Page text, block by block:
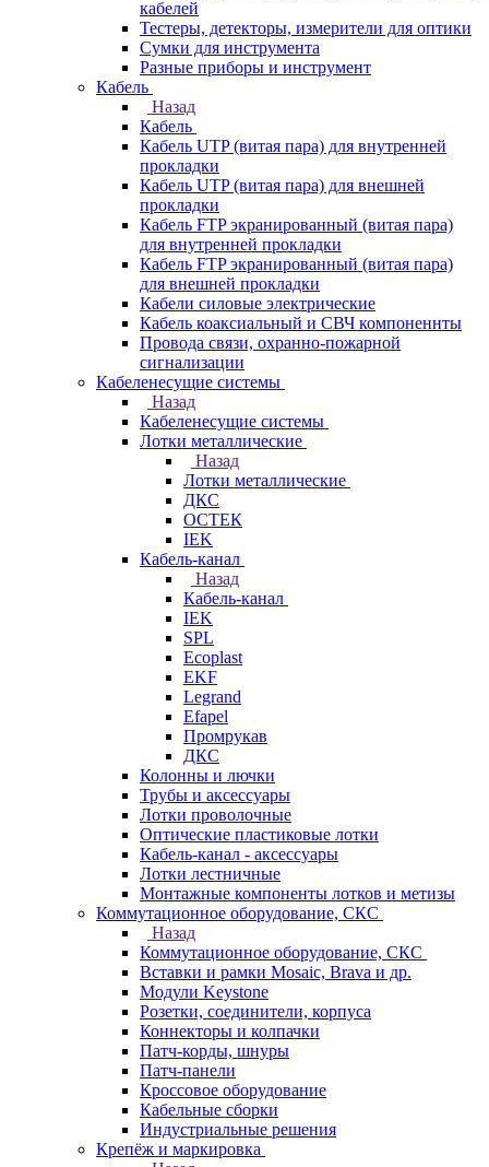
кабелей
Тестеры, детекторы, измерители для оптики
Сумки для инструмента
Разные приборы и инструмент
Кабель
Назад
Кабель
Кабель UTP (витая пара) для внутренней
прокладки
Кабель UTP (витая пара) для внешней
прокладки
Кабель FTP экранированный (витая пара)
для внутренней прокладки
Кабель FTP экранированный (витая пара)
для внешней прокладки
Кабели силовые электрические
Кабель коаксиальный и СВЧ компоненнты
Провода связи, охранно-пожарной
сигнализации
Кабеленесущие системы
Назад
Кабеленесущие системы
Лотки металлические
Назад
Лотки металлические
ДКС
ОСТЕК
IEK
Кабель-канал
Назад
Кабель-канал
IEK
SPL
Ecoplast
EKF
Legrand
Efapel
Промрукав
ДКС
Колонны и лючки
Трубы и аксессуары
Лотки проволочные
Оптические пластиковые лотки
Кабель-канал - аксессуары
Лотки лестничные
Монтажные компоненты лотков и метизы
Коммутационное оборудование, СКС
Назад
Коммутационное оборудование, СКС
Вставки и рамки Mosaic, Brava и др.
Модули Keystone
Розетки, соединители, корпуса
Коннекторы и колпачки
Патч-корды, шнуры
Патч-панели
Кроссовое оборудование
Кабельные сборки
Индустриальные решения
Крепёж и маркировка